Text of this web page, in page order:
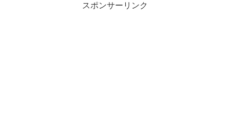
スポンサーリンク